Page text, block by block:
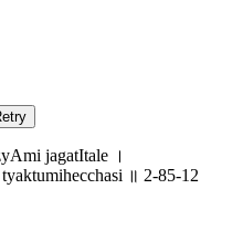
jagatItale ।
॥ 2-85-12